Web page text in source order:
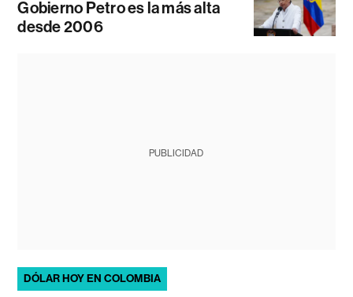
Gobierno Petro es la más alta
desde 2006
PUBLICIDAD
DÓLAR HOY EN COLOMBIA